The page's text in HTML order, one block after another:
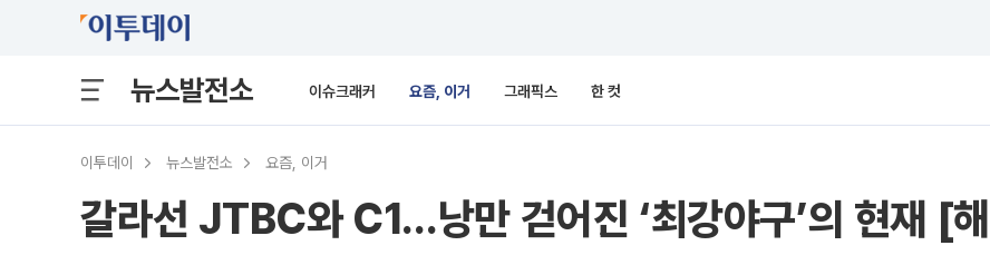
뉴스발전소 이슈크래커 요즘, 이거 그래픽스 한 컷
이투데이 뉴스발전소 요즘, 이거
갈라선 JTBC와 C1…낭만 걷어진 ‘최강야구’의 현재 [